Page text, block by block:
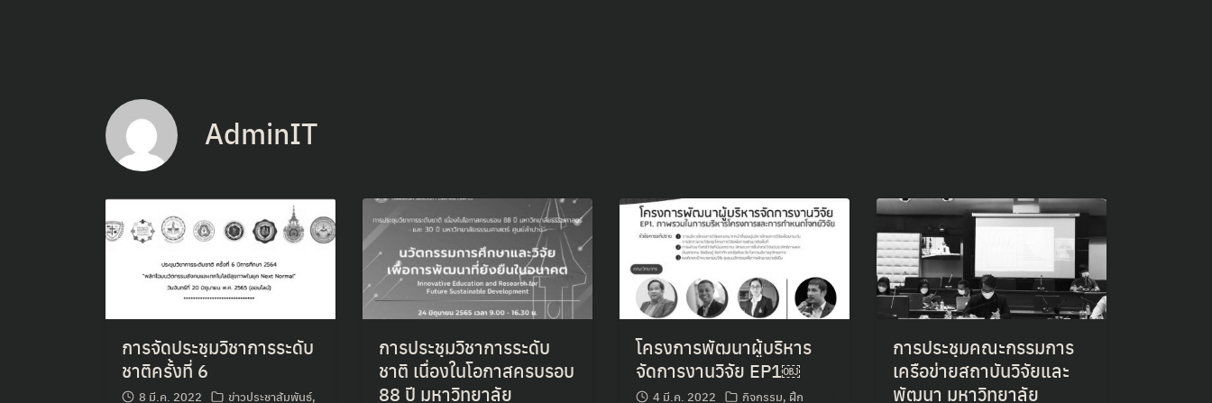
AdminIT
การจัดประชุมวิชาการระดับ
ชาติครั้งที่ 6
8 มี.ค. 2022 ข่าวประชาสัมพันธ์,
การประชุมวิชาการระดับ
ชาติ เนื่องในโอกาสครบรอบ
88 ปี มหาวิทยาลัย
โครงการพัฒนาผู้บริหาร
จัดการงานวิจัย EP1￼
4 มี.ค. 2022 กิจกรรม, ฝึก
การประชุมคณะกรรมการ
เครือข่ายสถาบันวิจัยและ
พัฒนา มหาวิทยาลัย